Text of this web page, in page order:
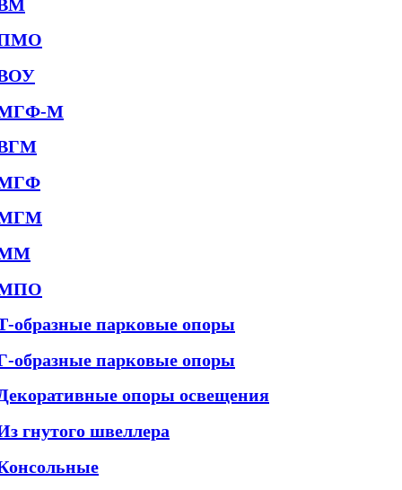
М
образные парковые опоры
образные парковые опоры
опоры освещения
гнутого швеллера